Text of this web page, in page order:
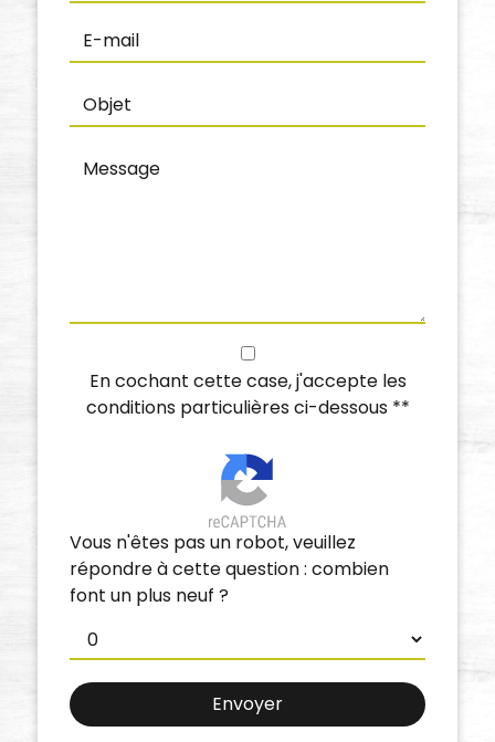
En cochant cette case, j'accepte les
conditions particulières ci-dessous **
Vous n'êtes pas un robot, veuillez
répondre à cette question : combien
font un plus neuf ?
Envoyer